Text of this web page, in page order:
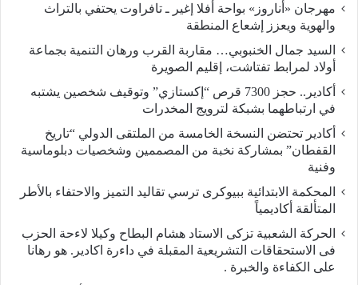
مهرجان «أناروز» بواحة أفلا إغير ـ تافراوت يحتفي بالتراث
والهوية ويعزز إشعاع المنطقة
السيد جمال الخنبوبي… مقاربة القرب ورهان التنمية بجماعة
أولاد لمرابط تفتاشت، إقليم الصويرة
أكادير.. حجز 7300 قرص “إكستازي” وتوقيف شخصين يشتبه
في ارتباطهما بشبكة لترويج المخدرات
أكادير تحتضن النسخة الخامسة من الملتقى الدولي “تاريخ
القفطان” بمشاركة نخبة من المصممين وشخصيات دبلوماسية
وفنية
المحكمة الابتدائية ببيوكرى ترسي تقاليد التميز والاحتفاء بالأطر
المتألقة أكاديمياً
الحركة الشعبية تزكى الاستاد هشام البطاح وكيلا لاءحة الحزب
فى الاستحقاقات التشريعية المقبلة في داءرة اكادير. هو رهانا
على الكفاءة والخبرة .